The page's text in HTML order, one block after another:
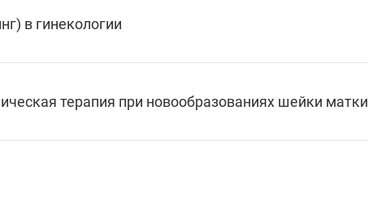
в гинекологии
терапия при новообразованиях шейки матки